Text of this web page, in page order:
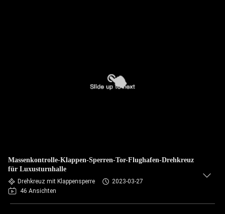
Massenkontrolle-Klappen-Sperren-Tor-Flughafen-Drehkreuz
für Luxusturnhalle
Drehkreuz mit Klappensperre
2023-03-27
46 Ansichten